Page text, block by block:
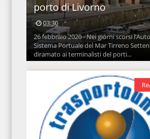
porto di Livorno
03:30
26 febbraio 2020 - Nei giorni scorsi
Sistema Portuale del Mar Tirreno
diramato ai terminalisti del porti...